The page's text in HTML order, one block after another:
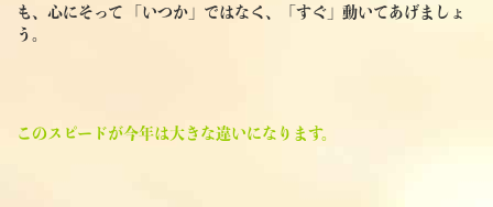
も、心にそって 「いつか」ではなく、
「すぐ」動いてあげましょ
う。
このスピードが今年は大きな違いになります。